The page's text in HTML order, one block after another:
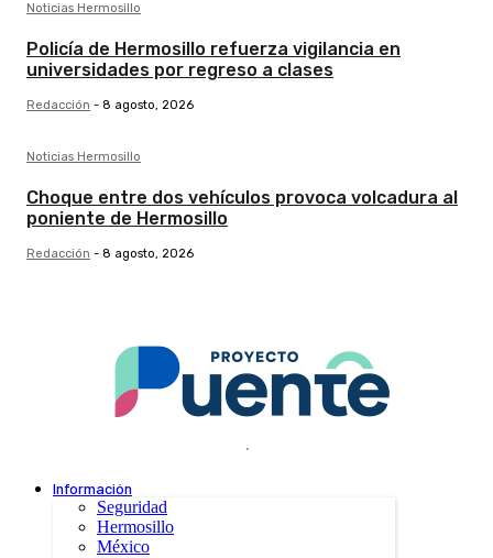
Noticias Hermosillo
Policía de Hermosillo refuerza vigilancia en
universidades por regreso a clases
Redacción - 8 agosto, 2026
Noticias Hermosillo
Choque entre dos vehículos provoca volcadura al
poniente de Hermosillo
Redacción - 8 agosto, 2026
.
Información
Seguridad
Hermosillo
México